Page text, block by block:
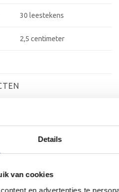
Details
van cookies
en advertenties te
30 leestekens
2,5 centimeter
Aanbieding!